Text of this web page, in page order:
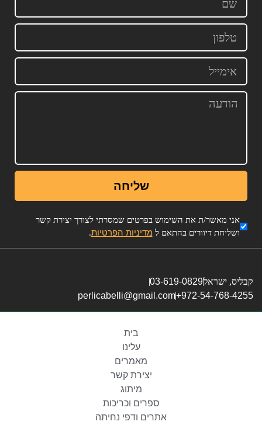
אני מאשר/ת את השימוש בפרטים שמסרתי לצורך יצירת קשר
ושליחת דיוורים בהתאם ל מדיניות הפרטיות.
שליחה
קבליס, ישראל03-619-0829
972-54-768-4255+
perlicabelli@gmail.com
בית
עלינו
מאמרים
יצירת קשר
מיתוג
ספרים וכריכות
אתרים ודפי נחיתה